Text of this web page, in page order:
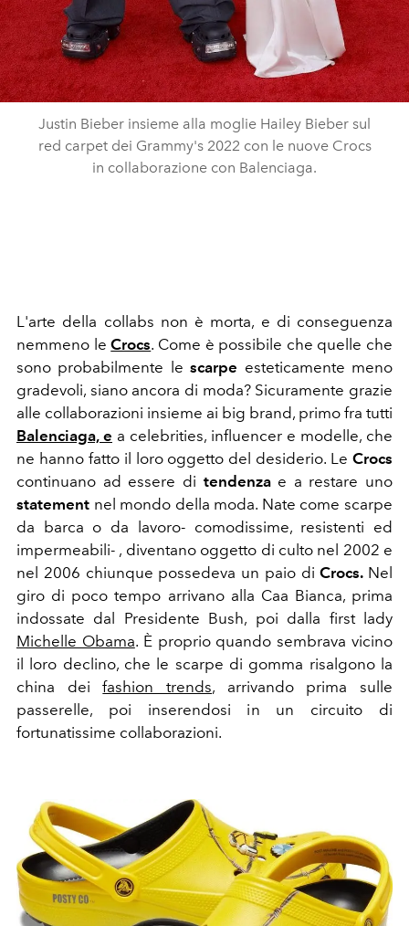
Justin Bieber insieme alla moglie Hailey Bieber sul
red carpet dei Grammy's 2022 con le nuove Crocs
in collaborazione con Balenciaga.
L'arte della collabs non è morta, e di conseguenza
nemmeno leCrocs. Come è possibile che quelle che
sono probabilmente lescarpe esteticamente meno
gradevoli, siano ancora di moda? Sicuramente grazie
alle collaborazioni insieme ai big brand, primo fra tutti
Balenciaga, e a celebrities, influencer e modelle, che
ne hanno fatto il loro oggetto del desiderio. Le Crocs
continuano ad essere di tendenza e a restare uno
statement nel mondo della moda. Nate come scarpe
da barca o da lavoro- comodissime, resistenti ed
impermeabili- , diventano oggetto di culto nel 2002 e
nel 2006 chiunque possedeva un paio diCrocs. Nel
giro di poco tempo arrivano alla Caa Bianca, prima
indossate dal Presidente Bush, poi dalla first lady
Michelle Obama. È proprio quando sembrava vicino
il loro declino, che le scarpe di gomma risalgono la
china deifashion trends, arrivando prima sulle
passerelle, poi inserendosi in un circuito di
fortunatissime collaborazioni.